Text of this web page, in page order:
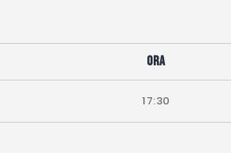
Ora
17:30